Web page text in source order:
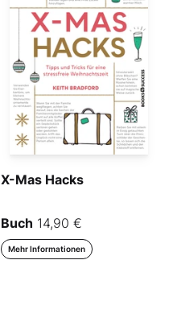
X-Mas Hacks
Buch 14,90 €
Mehr Informationen